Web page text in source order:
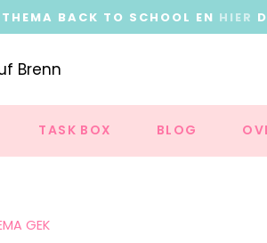
BACK TO SCHOOL EN HIER
TASK BOX BLOG
GEK